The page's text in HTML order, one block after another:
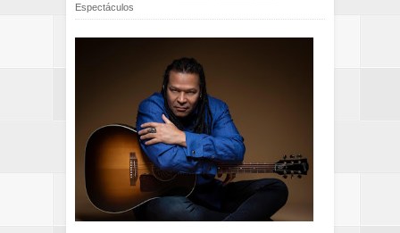
Espectáculos